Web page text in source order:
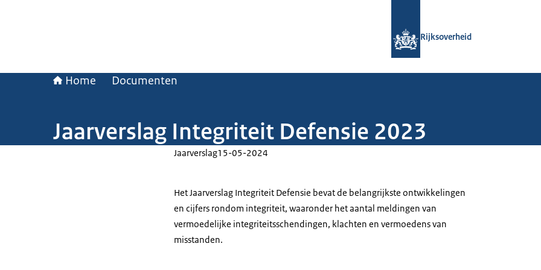
Rijksoverheid
Home Documenten
Jaarverslag Integriteit Defensie 2023
Jaarverslag15-05-2024
Het Jaarverslag Integriteit Defensie bevat de belangrijkste ontwikkelingen
en cijfers rondom integriteit, waaronder het aantal meldingen van
vermoedelijke integriteitsschendingen, klachten en vermoedens van
misstanden.